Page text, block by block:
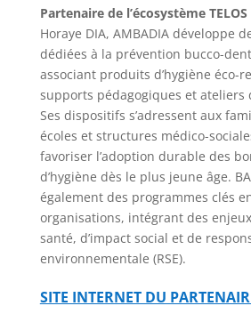
Partenaire de l’écosystème TELOS
Horaye DIA, AMBADIA développe
dédiées à la prévention bucco-
associant produits d’hygiène éco-
supports pédagogiques et ateliers
Ses dispositifs s’adressent aux
écoles et structures médico-
favoriser l’adoption durable des
d’hygiène dès le plus jeune âge.
également des programmes clés
organisations, intégrant des
santé, d’impact social et de
environnementale (RSE).
SITE INTERNET DU